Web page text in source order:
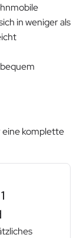
in weniger als
eine komplette